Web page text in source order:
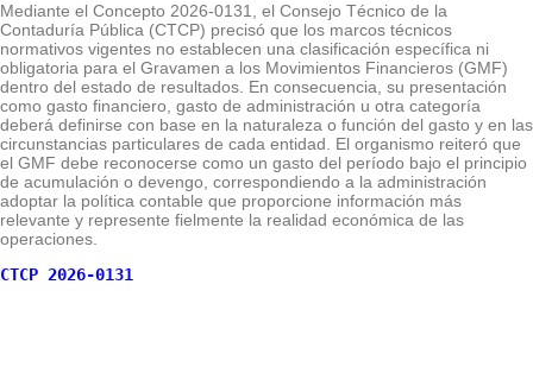
Mediante el Concepto 2026-0131, el Consejo Técnico de la
Contaduría Pública (CTCP) precisó que los marcos técnicos
normativos vigentes no establecen una clasificación específica ni
obligatoria para el Gravamen a los Movimientos Financieros (GMF)
dentro del estado de resultados. En consecuencia, su presentación
como gasto financiero, gasto de administración u otra categoría
deberá definirse con base en la naturaleza o función del gasto y en las
circunstancias particulares de cada entidad. El organismo reiteró que
el GMF debe reconocerse como un gasto del período bajo el principio
de acumulación o devengo, correspondiendo a la administración
adoptar la política contable que proporcione información más
relevante y represente fielmente la realidad económica de las
operaciones.
CTCP 2026-0131